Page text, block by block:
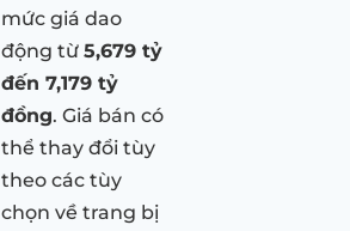
mức giá dao
động từ 5,679 tỷ
đến 7,179 tỷ
đồng. Giá bán có
thể thay đổi tùy
theo các tùy
chọn về trang bị